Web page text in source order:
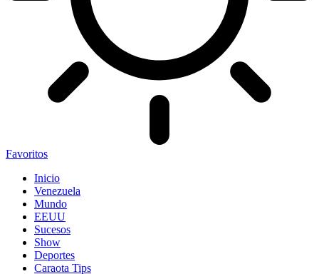
Favoritos
Inicio
Venezuela
Mundo
EEUU
Sucesos
Show
Deportes
Caraota Tips